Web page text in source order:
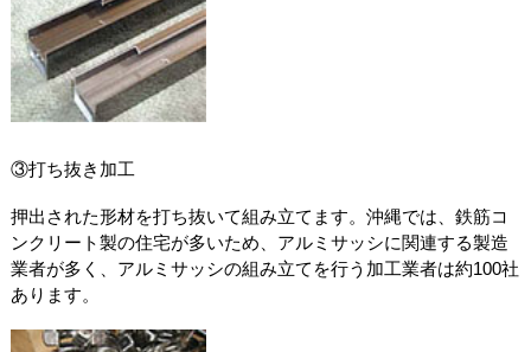
③打ち抜き加工
押出された形材を打ち抜いて組み立てます。沖縄では、鉄筋コ
ンクリート製の住宅が多いため、アルミサッシに関連する製造
業者が多く、アルミサッシの組み立てを行う加工業者は約100社
あります。